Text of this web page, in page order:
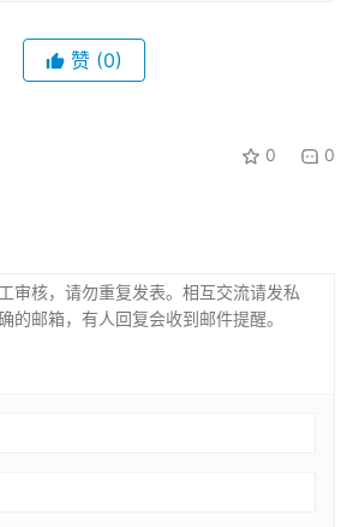
赞 (0)
0 0